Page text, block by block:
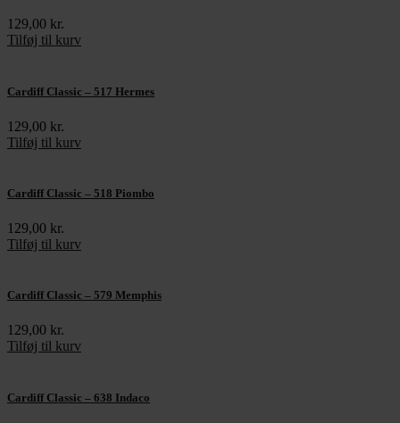
129,00 kr.
Tilføj til kurv
Cardiff Classic – 517 Hermes
129,00 kr.
Tilføj til kurv
Cardiff Classic – 518 Piombo
129,00 kr.
Tilføj til kurv
Cardiff Classic – 579 Memphis
129,00 kr.
Tilføj til kurv
Cardiff Classic – 638 Indaco